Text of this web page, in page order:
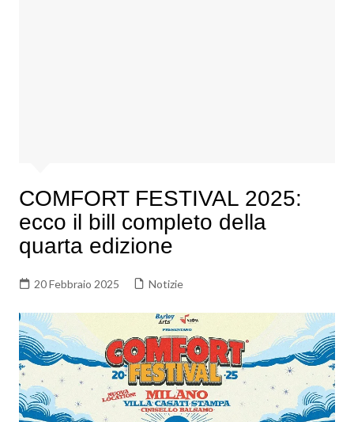
COMFORT FESTIVAL 2025:
ecco il bill completo della
quarta edizione
20 Febbraio 2025 Notizie